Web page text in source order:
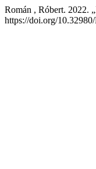
Román , Róbert. 2022.
https://doi.org/